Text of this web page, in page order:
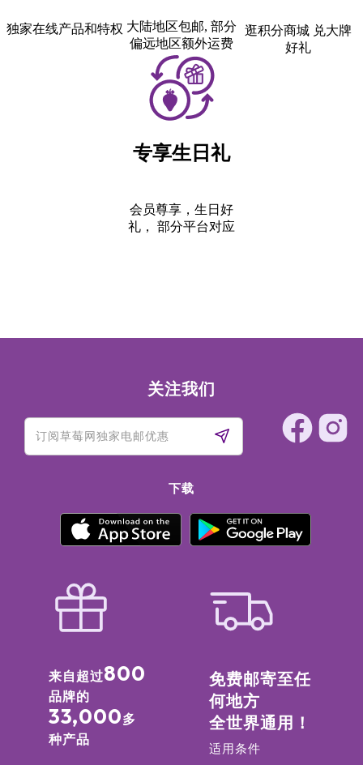
独家在线产品和特权 大陆地区包邮, 部分
偏远地区额外运费
逛积分商城 兑大牌
好礼
专享生日礼
会员尊享，生日好
礼， 部分平台对应
关注我们
下载
来自超过800
品牌的
33,000多
种产品
免费邮寄至任
何地方
全世界通用！
适用条件